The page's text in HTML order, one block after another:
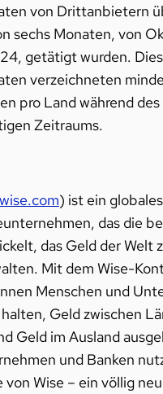
von Drittanbietern
sechs Monaten, von
getätigt wurden.
verzeichneten
pro Land während des
Zeitraums.
) ist ein globales
das die
das Geld der Welt
Mit dem Wise-
Menschen und
Geld zwischen
Geld im Ausland
und Banken
von Wise – ein völlig